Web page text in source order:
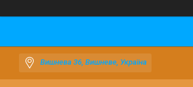
Вишнева 36, Вишневе, Україна